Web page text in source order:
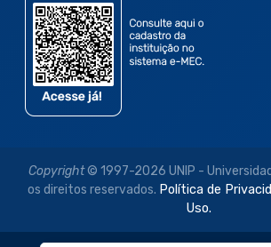
Copyright© 1997-2026 UNIP -
os direitos reservados. Política de
Uso.